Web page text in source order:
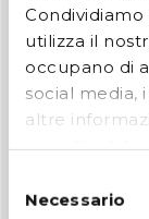
utilizza il
occupano di
social media,
altre
raccolto dal
utilizzare il
delNecessario
Sfrutta le
potenziale
delle tue